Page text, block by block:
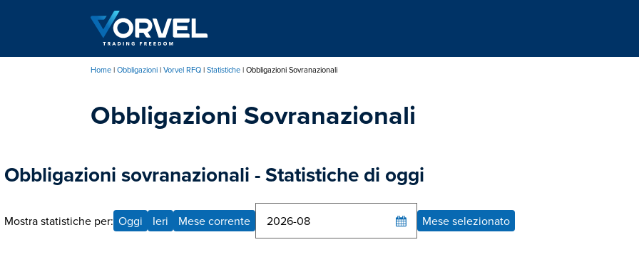
principale
di
Home Obbligazioni Vorvel RFQ Statistiche Obbligazioni Sovranazionali
Obbligazioni Sovranazionali
Obbligazioni sovranazionali - Statistiche di oggi
Mostra statistiche per: Oggi Ieri Mese corrente Mese selezionato